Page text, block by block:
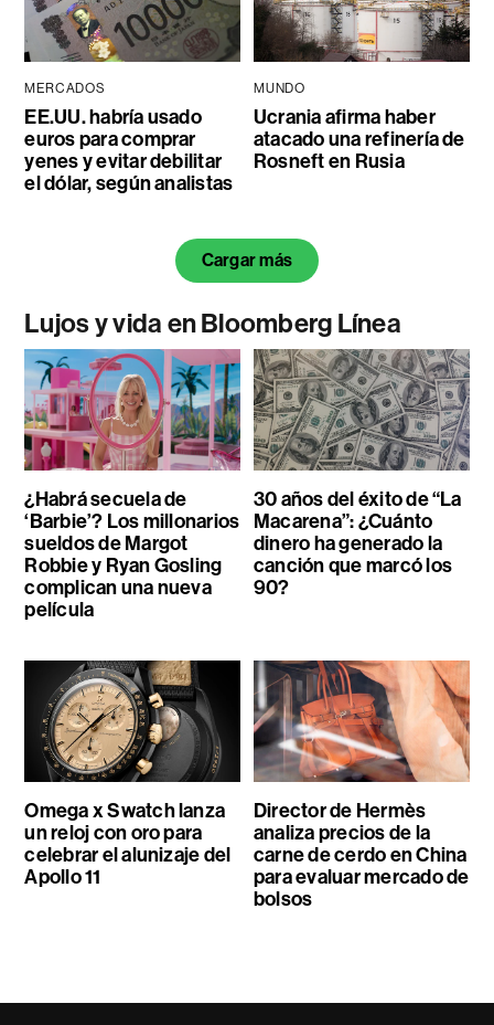
MERCADOS
EE.UU. habría usado
euros para comprar
yenes y evitar debilitar
el dólar, según analistas
MUNDO
Ucrania afirma haber
atacado una refinería de
Rosneft en Rusia
Cargar más
Lujos y vida en Bloomberg Línea
¿Habrá secuela de
‘Barbie’? Los millonarios
sueldos de Margot
Robbie y Ryan Gosling
complican una nueva
película
30 años del éxito de “La
Macarena”: ¿Cuánto
dinero ha generado la
canción que marcó los
90?
Omega x Swatch lanza
un reloj con oro para
celebrar el alunizaje del
Apollo 11
Director de Hermès
analiza precios de la
carne de cerdo en China
para evaluar mercado de
bolsos